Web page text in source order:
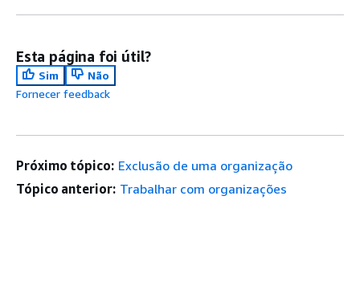
Esta página foi útil?
Sim
Não
Fornecer feedback
Próximo tópico: Exclusão de uma organização
Tópico anterior: Trabalhar com organizações